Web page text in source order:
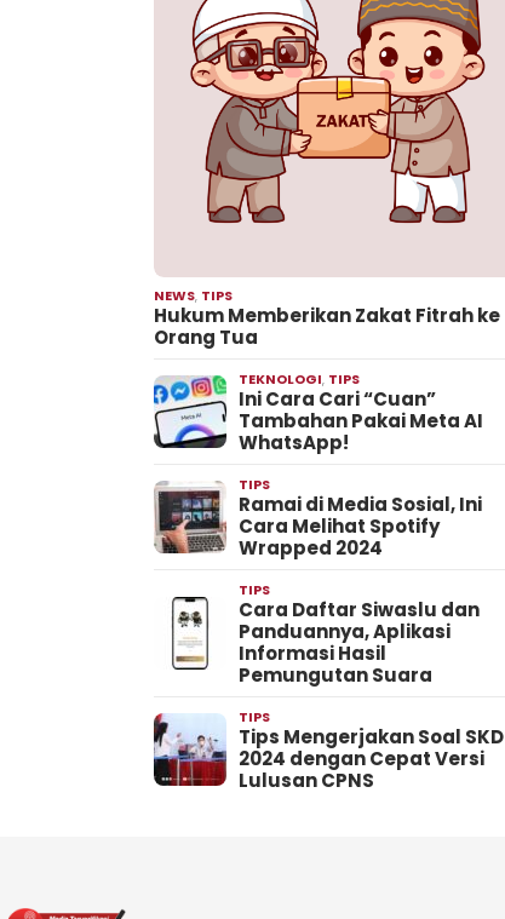
NEWS, TIPS
Hukum Memberikan Zakat Fitrah ke
Orang Tua
TEKNOLOGI, TIPS
Ini Cara Cari “Cuan”
Tambahan Pakai Meta AI
WhatsApp!
TIPS
Ramai di Media Sosial, Ini
Cara Melihat Spotify
Wrapped 2024
TIPS
Cara Daftar Siwaslu dan
Panduannya, Aplikasi
Informasi Hasil
Pemungutan Suara
TIPS
Tips Mengerjakan Soal SKD
2024 dengan Cepat Versi
Lulusan CPNS